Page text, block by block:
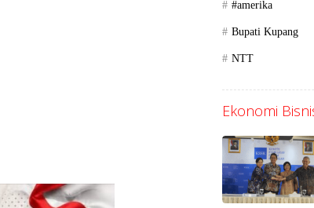
#amerika
Bupati Kupang
NTT
Ekonomi